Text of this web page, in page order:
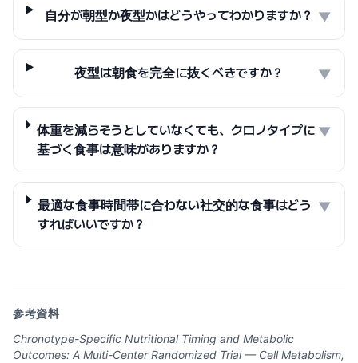
自分が朝型か夜型かはどうやってわかりますか？ ▼
夜型は朝食を完全に抜くべきですか？ ▼
体重を減らそうとしていなくても、クロノタイプに
基づく食事は意味がありますか？
▼
最適な食事時間帯に合わない社交的な食事はどう
すればいいですか？
▼
参考資料
Chronotype-Specific Nutritional Timing and Metabolic
Outcomes: A Multi-Center Randomized Trial — Cell Metabolism,